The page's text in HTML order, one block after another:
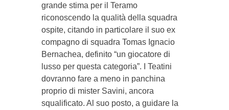
grande stima per il Teramo
riconoscendo la qualità della squadra
ospite, citando in particolare il suo ex
compagno di squadra Tomas Ignacio
Bernachea, definito “un giocatore di
lusso per questa categoria”. I Teatini
dovranno fare a meno in panchina
proprio di mister Savini, ancora
squalificato. Al suo posto, a guidare la